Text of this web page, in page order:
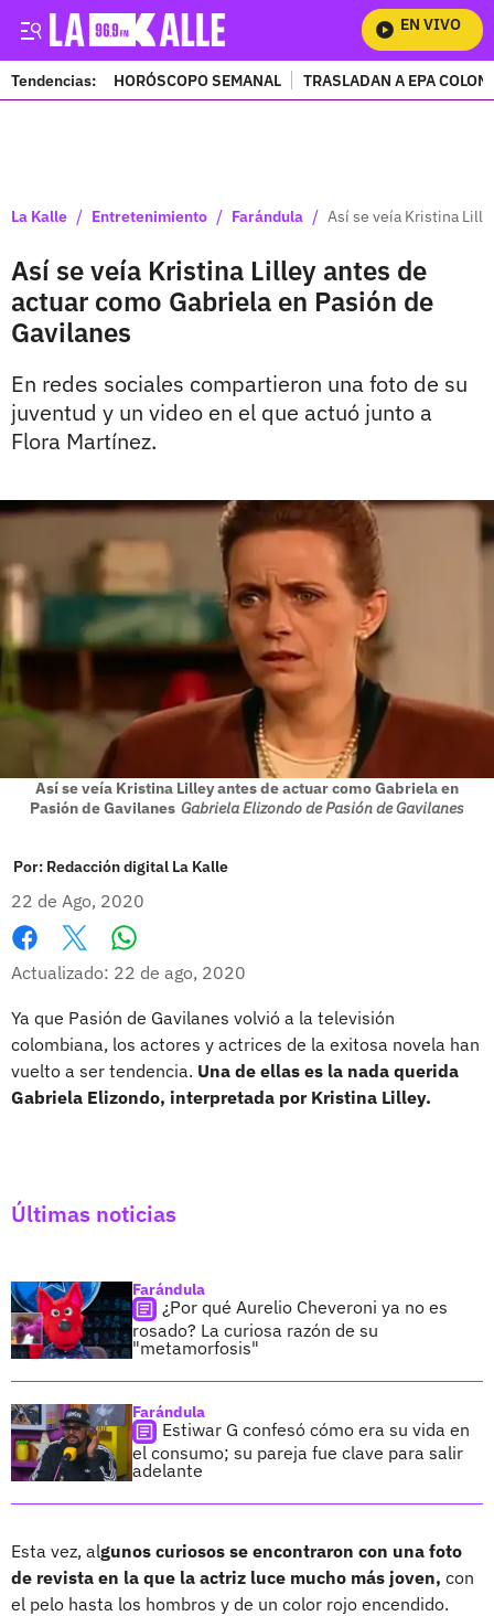
EN VIVO
Tendencias: HORÓSCOPO SEMANAL TRASLADAN A EPA
La Kalle / Entretenimiento / Farándula / Así se veía Kristina
Así se veía Kristina Lilley antes de
actuar como Gabriela en Pasión de
Gavilanes
En redes sociales compartieron una foto de su
juventud y un video en el que actuó junto a
Flora Martínez.
Así se veía Kristina Lilley antes de actuar como Gabriela en
Pasión de Gavilanes Gabriela Elizondo de Pasión de Gavilanes
Por: Redacción digital La Kalle
22 de Ago, 2020
Facebook
X
Actualizado: 22 de ago, 2020
Ya que Pasión de Gavilanes volvió a la televisión
colombiana, los actores y actrices de la exitosa novela han
vuelto a ser tendencia. Una de ellas es la nada querida
Gabriela Elizondo, interpretada por Kristina Lilley.
Últimas noticias
Farándula
¿Por qué Aurelio Cheveroni ya no es
rosado? La curiosa razón de su
"metamorfosis"
Farándula
Estiwar G confesó cómo era su vida en
el consumo; su pareja fue clave para salir
adelante
Esta vez, algunos curiosos se encontraron con una foto
de revista en la que la actriz luce mucho más joven, con
el pelo hasta los hombros y de un color rojo encendido.